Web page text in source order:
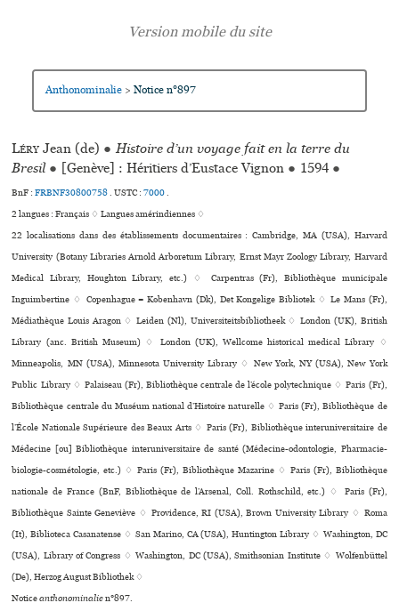
Anthonominalie > Notice n°897
Léry Jean (de) ● Histoire d’un voyage fait en la terre du
Bresil ● [Genève] : Héritiers d’Eustace Vignon ● 1594 ●
BnF :FRBNF30800758.USTC :7000.
2 langues :Français ♢Langues amérindiennes ♢
22 localisations dans des établissements documentaires : Cambridge, MA (USA), Harvard
University (Botany Libraries Arnold Arboretum Library, Ernst Mayr Zoology Library, Harvard
Medical Library, Houghton Library, etc.) ♢ Carpentras (Fr), Bibliothèque muni­ci­pale
Inguimbertine ♢ Copenhague = København (Dk), Det Kongelige Bibliotek ♢ Le Mans (Fr),
Médiathèque Louis Aragon ♢ Leiden (Nl), Universiteitsbibliotheek ♢ London (UK), British
Library (anc. British Museum) ♢ London (UK), Wellcome his­to­ri­cal medi­cal Library ♢
Minneapolis, MN (USA), Minnesota University Library ♢ New York, NY (USA), New York
Public Library ♢ Palaiseau (Fr), Bibliothèque centrale de l’école polytechnique ♢ Paris (Fr),
Bibliothèque cen­trale du Muséum natio­nal d’Histoire natu­relle ♢ Paris (Fr), Bibliothèque de
l’École Nationale Supérieure des Beaux Arts ♢ Paris (Fr), Bibliothèque inte­ru­ni­ver­si­taire de
Médecine [ou] Bibliothèque inte­ru­ni­ver­si­taire de santé (Médecine-odon­to­lo­gie, Pharmacie-
bio­lo­gie-cos­mé­to­lo­gie, etc.) ♢ Paris (Fr), Bibliothèque Mazarine ♢ Paris (Fr), Bibliothèque
nationale de France (BnF, Bibliothèque de l’Arsenal, Coll. Rothschild, etc.) ♢ Paris (Fr),
Bibliothèque Sainte Geneviève ♢ Providence, RI (USA), Brown University Library ♢ Roma
(It), Biblioteca Casanatense ♢ San Marino, CA (USA), Huntington Library ♢ Washington, DC
(USA), Library of Congress ♢ Washington, DC (USA), Smithsonian Institute ♢ Wolfenbüttel
(De), Herzog August Bibliothek ♢
Noticeanthonominalien°897.